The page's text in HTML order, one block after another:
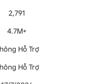
2,791
4.7M+
Hỗ Trợ
Hỗ Trợ